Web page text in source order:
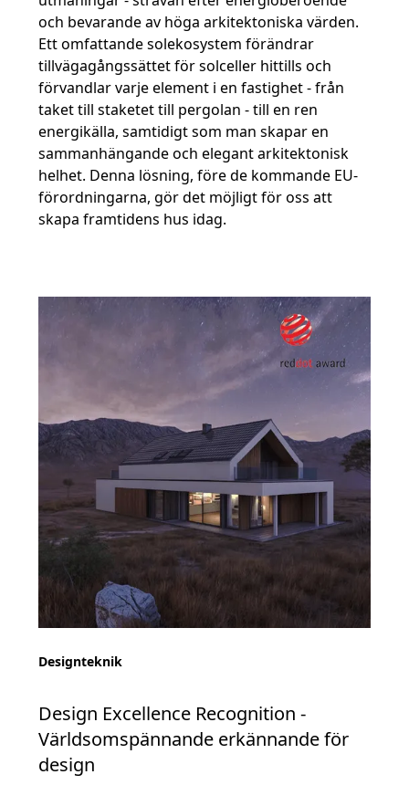
och bevarande av höga arkitektoniska värden.
Ett omfattande solekosystem förändrar
tillvägagångssättet för solceller hittills och
förvandlar varje element i en fastighet - från
taket till staketet till pergolan - till en ren
energikälla, samtidigt som man skapar en
sammanhängande och elegant arkitektonisk
helhet. Denna lösning, före de kommande EU-
förordningarna, gör det möjligt för oss att
skapa framtidens hus idag.
Designteknik
Design Excellence Recognition -
Världsomspännande erkännande för
design